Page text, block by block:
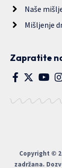
Naše
Mišljenje
Zapratite
Copyright ©
zadržana.